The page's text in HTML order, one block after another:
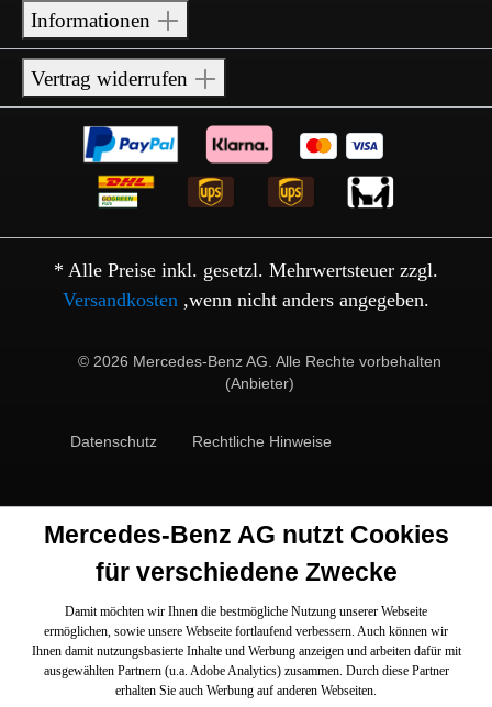
Informationen
Vertrag widerrufen
* Alle Preise inkl. gesetzl. Mehrwertsteuer zzgl.
Versandkosten ,wenn nicht anders angegeben.
© 2026 Mercedes-Benz AG. Alle Rechte vorbehalten
(Anbieter)
Datenschutz Rechtliche Hinweise
Mercedes-Benz AG nutzt Cookies
für verschiedene Zwecke
Damit möchten wir Ihnen die bestmögliche Nutzung unserer Webseite
ermöglichen, sowie unsere Webseite fortlaufend verbessern. Auch können wir
Ihnen damit nutzungsbasierte Inhalte und Werbung anzeigen und arbeiten dafür mit
ausgewählten Partnern (u.a. Adobe Analytics) zusammen. Durch diese Partner
erhalten Sie auch Werbung auf anderen Webseiten.